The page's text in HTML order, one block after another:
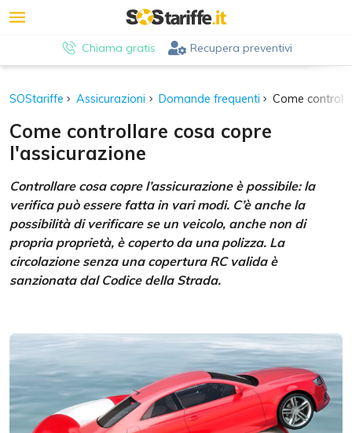
Chiama gratis Recupera preventivi
SOStariffe Assicurazioni Domande frequenti Come
Come controllare cosa copre
l'assicurazione
Controllare cosa copre l’assicurazione è possibile: la
verifica può essere fatta in vari modi. C’è anche la
possibilità di verificare se un veicolo, anche non di
propria proprietà, è coperto da una polizza. La
circolazione senza una copertura RC valida è
sanzionata dal Codice della Strada.